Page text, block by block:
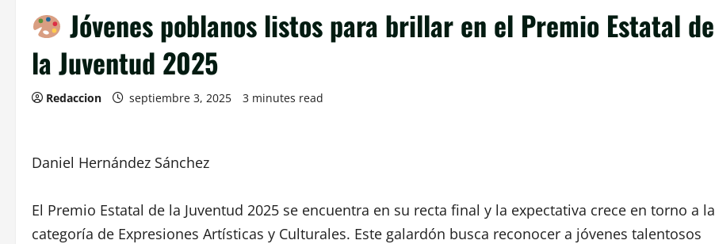
Jóvenes poblanos listos para brillar en el Premio Estatal de
la Juventud 2025
Redaccion septiembre 3, 2025 3 minutes read
Daniel Hernández Sánchez
El Premio Estatal de la Juventud 2025 se encuentra en su recta final y la expectativa crece en torno a la
categoría de Expresiones Artísticas y Culturales. Este galardón busca reconocer a jóvenes talentosos